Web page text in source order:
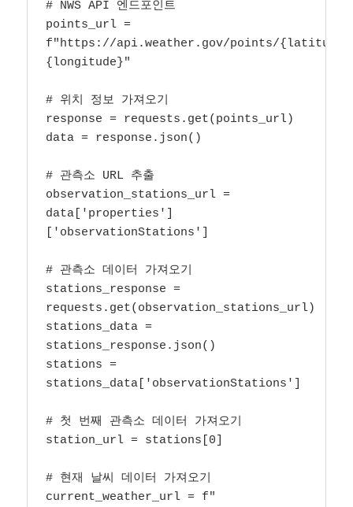
# NWS API 엔드포인트
points_url =
f"https://api.weather.gov/points/
{longitude}"
# 위치 정보 가져오기
response = requests.get(points_url)
data = response.json()
# 관측소 URL 추출
observation_stations_url =
data['properties']
['observationStations']
# 관측소 데이터 가져오기
stations_response =
requests.get(observation_stations_url)
stations_data =
stations_response.json()
stations =
stations_data['observationStations']
# 첫 번째 관측소 데이터 가져오기
station_url = stations[0]
# 현재 날씨 데이터 가져오기
current_weather_url = f"